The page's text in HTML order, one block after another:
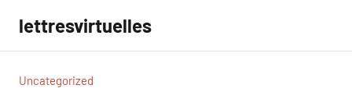
contenu
lettresvirtuelles
Uncategorized